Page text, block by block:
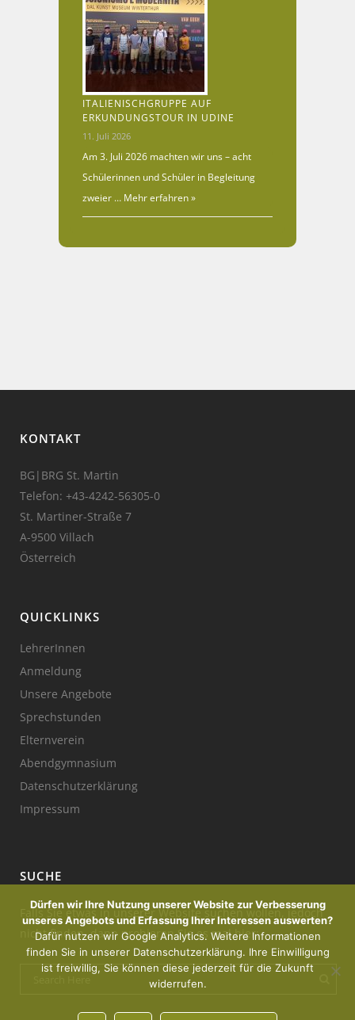
ITALIENISCHGRUPPE AUF
ERKUNDUNGSTOUR IN UDINE
11. Juli 2026
Am 3. Juli 2026 machten wir uns – acht
Schülerinnen und Schüler in Begleitung
zweier … Mehr erfahren »
KONTAKT
BG|BRG St. Martin
Telefon: +43-4242-56305-0
St. Martiner-Straße 7
A-9500 Villach
Österreich
QUICKLINKS
LehrerInnen
Anmeldung
Unsere Angebote
Sprechstunden
Elternverein
Abendgymnasium
Datenschutzerklärung
Impressum
SUCHE
Falls Sie etwas in unserer Website suchen wollen, jedoch
nicht finden, dann probieren Sie es mal hier:
Dürfen wir Ihre Nutzung unserer Website zur Verbesserung
unseres Angebots und Erfassung Ihrer Interessen auswerten?
Dafür nutzen wir Google Analytics. Weitere Informationen
finden Sie in unserer Datenschutzerklärung. Ihre Einwilligung
ist freiwillig, Sie können diese jederzeit für die Zukunft
widerrufen.